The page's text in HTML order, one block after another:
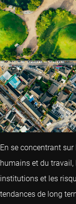
En se concentrant sur
humains et du travail,
institutions et les
tendances de long